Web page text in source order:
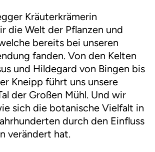
Kräuterkrämerin
die Welt der Pflanzen und
bereits bei unseren
fanden. Von den Kelten
und Hildegard von Bingen bis
Kneipp führt uns unsere
der Großen Mühl. Und wir
sich die botanische Vielfalt in
durch den Einfluss
verändert hat.